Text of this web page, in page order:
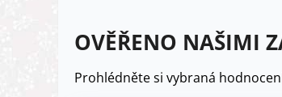
OVĚŘENO NAŠIMI
Prohlédněte si vybraná